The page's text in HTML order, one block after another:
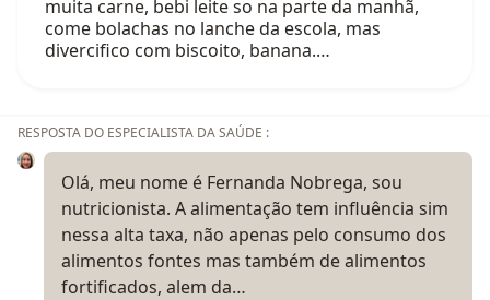
muita carne, bebi leite so na parte da manhã,
come bolachas no lanche da escola, mas
divercifico com biscoito, banana.…
RESPOSTA DO ESPECIALISTA DA SAÚDE :
Olá, meu nome é Fernanda Nobrega, sou
nutricionista. A alimentação tem influência sim
nessa alta taxa, não apenas pelo consumo dos
alimentos fontes mas também de alimentos
fortificados, alem da…